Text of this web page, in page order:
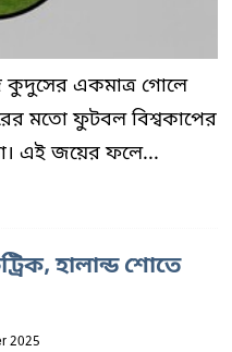
কুদুসের একমাত্র গোলে
মতো ফুটবল বিশ্বকাপের
এই জয়ের ফলে...
হালান্ড শোতে
2025